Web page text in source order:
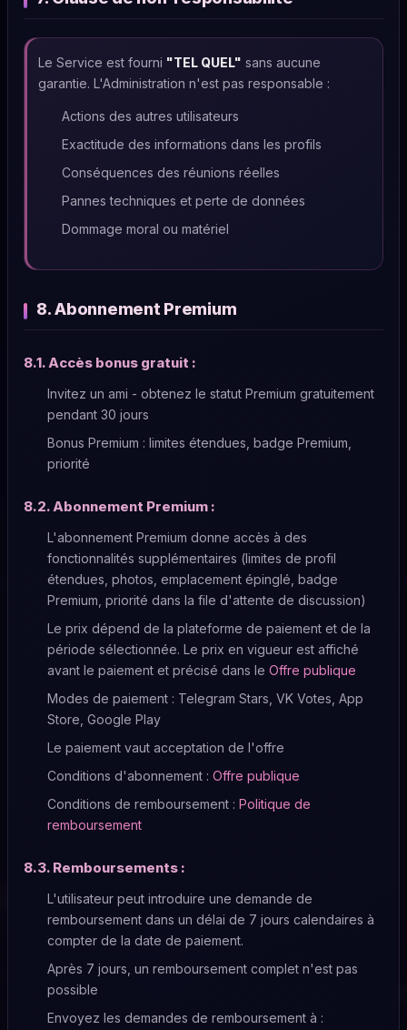
Le Service est fourni "TEL QUEL" sans aucune
garantie. L'Administration n'est pas responsable :
Actions des autres utilisateurs
Exactitude des informations dans les profils
Conséquences des réunions réelles
Pannes techniques et perte de données
Dommage moral ou matériel
8. Abonnement Premium
8.1. Accès bonus gratuit :
Invitez un ami - obtenez le statut Premium gratuitement
pendant 30 jours
Bonus Premium : limites étendues, badge Premium,
priorité
8.2. Abonnement Premium :
L'abonnement Premium donne accès à des
fonctionnalités supplémentaires (limites de profil
étendues, photos, emplacement épinglé, badge
Premium, priorité dans la file d'attente de discussion)
Le prix dépend de la plateforme de paiement et de la
période sélectionnée. Le prix en vigueur est affiché
avant le paiement et précisé dans le Offre publique
Modes de paiement : Telegram Stars, VK Votes, App
Store, Google Play
Le paiement vaut acceptation de l'offre
Conditions d'abonnement : Offre publique
Conditions de remboursement : Politique de
remboursement
8.3. Remboursements :
L'utilisateur peut introduire une demande de
remboursement dans un délai de 7 jours calendaires à
compter de la date de paiement.
Après 7 jours, un remboursement complet n'est pas
possible
Envoyez les demandes de remboursement à :